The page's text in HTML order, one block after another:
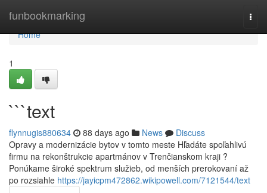
funbookmarking
Home
Home
1
```text
flynnugis880634 88 days ago News
Discuss
Opravy a modernizácie bytov v tomto meste Hľadáte spoľahlivú
firmu na rekonštrukcie apartmánov v Trenčianskom kraji ?
Ponúkame široké spektrum služieb, od menších prerokovaní až
po rozsiahle https://jayicpm472862.wikipowell.com/7121544/text